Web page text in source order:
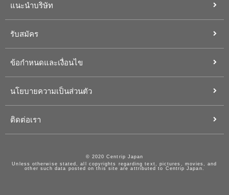
แนะนำบริษัท
รับสมัคร
ข้อกำหนดและเงื่อนไข
นโยบายความเป็นส่วนตัว
ติดต่อเรา
© 2020 Centrip Japan
Unless otherwise stated, all copyrights regarding text, pictures, movies, and
other such data posted on this site are attributed to Centrip Japan.